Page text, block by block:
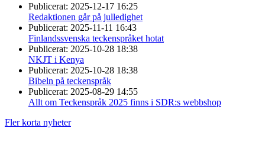
Publicerat: 2025-12-17 16:25
Redaktionen går på julledighet
Publicerat: 2025-11-11 16:43
Finlandssvenska teckenspråket hotat
Publicerat: 2025-10-28 18:38
NKJT i Kenya
Publicerat: 2025-10-28 18:38
Bibeln på teckenspråk
Publicerat: 2025-08-29 14:55
Allt om Teckenspråk 2025 finns i SDR:s webbshop
Fler korta nyheter